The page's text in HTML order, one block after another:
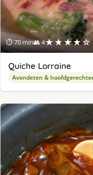
⏱ 70 min👥 4★★★★☆
Quiche Lorraine
Avondeten &